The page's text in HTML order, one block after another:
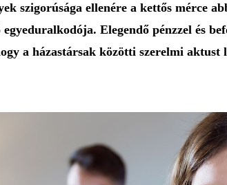
szigorúsága ellenére a kettős mérce
egyeduralkodója. Elegendő pénzzel és
a házastársak közötti szerelmi aktust